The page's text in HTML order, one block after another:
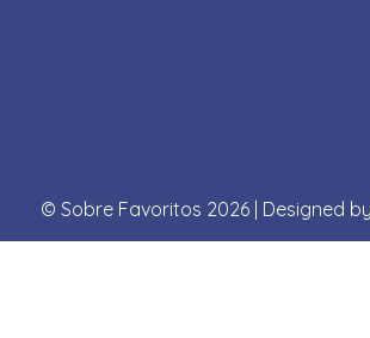
© Sobre Favoritos 2026 | Designed by